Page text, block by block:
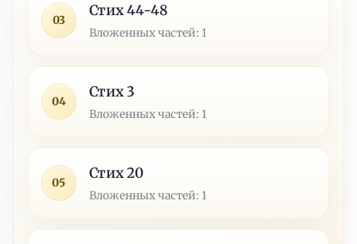
03
Стих 44-48
Вложенных частей: 1
04
Стих 3
Вложенных частей: 1
05
Стих 20
Вложенных частей: 1